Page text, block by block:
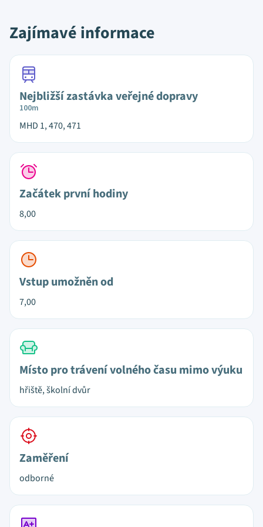
Zajímavé informace
Nejbližší zastávka veřejné dopravy
100m
MHD 1, 470, 471
Začátek první hodiny
8,00
Vstup umožněn od
7,00
Místo pro trávení volného času mimo výuku
hřiště, školní dvůr
Zaměření
odborné